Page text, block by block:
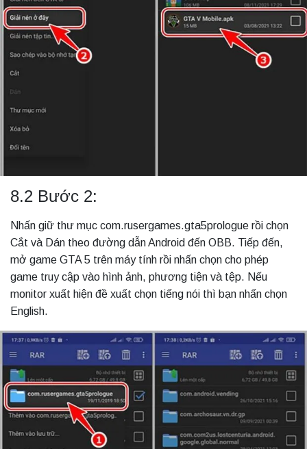
8.2 Bước 2:
Nhấn giữ thư mục com.rusergames.gta5prologue rồi chọn
Cắt và Dán theo đường dẫn Android đến OBB. Tiếp đến,
mở game GTA 5 trên máy tính rồi nhấn chọn cho phép
game truy cập vào hình ảnh, phương tiện và tệp. Nếu
monitor xuất hiện đề xuất chọn tiếng nói thì bạn nhấn chọn
English.